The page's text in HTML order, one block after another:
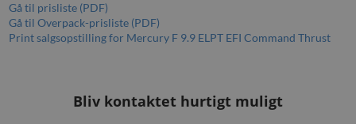
Gå til prisliste (PDF)
Gå til Overpack-prisliste (PDF)
Print salgsopstilling for Mercury F 9.9 ELPT EFI Command Thrust
Bliv kontaktet hurtigt muligt